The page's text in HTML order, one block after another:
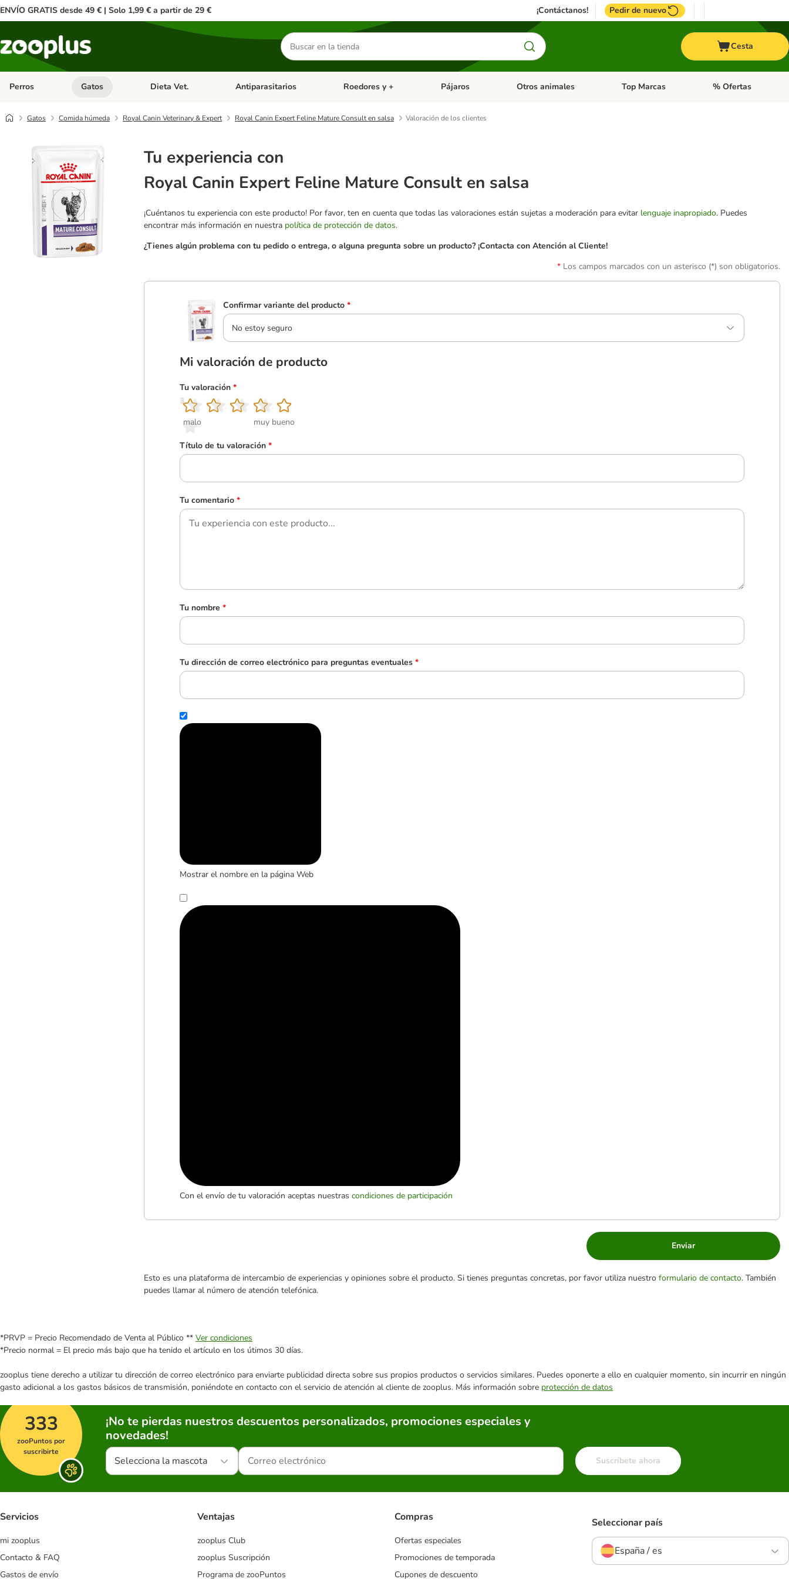
ENVÍO GRATIS desde 49 € | Solo 1,99 € a partir de 29 € ¡Contáctanos! Pedir de nuevo
Buscar
productos
Cesta
Perros Menú de categoria abierto: Perros
Gatos Menú de categoria abierto: Gatos
Dieta Vet. Menú de categoria abierto: Dieta Vet.
Antiparasitarios Menú de categoria abierto: Antiparasitarios
Roedores y + Menú de categoria abierto: Roedores y +
Pájaros Menú de categoria abierto: Pájaros
Otros animales Menú de categoria abierto: Otros animales
Top Marcas Menú de categoria
% Ofertas
Gatos Comida húmeda Royal Canin Veterinary & Expert Royal Canin Expert Feline Mature Consult en salsa Valoración de los clientes
Tu experiencia con
Royal Canin Expert Feline Mature Consult en salsa
¡Cuéntanos tu experiencia con este producto! Por favor, ten en cuenta que todas las valoraciones están sujetas a moderación para evitar lenguaje inapropiado. Puedes
encontrar más información en nuestra política de protección de datos.
¿Tienes algún problema con tu pedido o entrega, o alguna pregunta sobre un producto? ¡Contacta con Atención al Cliente!
Los campos marcados con un asterisco (*) son obligatorios.
Confirmar variante del producto *
No estoy seguro
Mi valoración de producto
Tu valoración *
1
malo
2
3
4
5
muy bueno
Título de tu valoración *
Tu comentario *
Tu nombre *
Tu dirección de correo electrónico para preguntas eventuales *
Mostrar el nombre en la página Web
Con el envío de tu valoración aceptas nuestras condiciones de participación
Enviar
Esto es una plataforma de intercambio de experiencias y opiniones sobre el producto. Si tienes preguntas concretas, por favor utiliza nuestro formulario de contacto. También
puedes llamar al número de atención telefónica.
*PRVP = Precio Recomendado de Venta al Público ** Ver condiciones
*Precio normal = El precio más bajo que ha tenido el artículo en los útimos 30 días.
zooplus tiene derecho a utilizar tu dirección de correo electrónico para enviarte publicidad directa sobre sus propios productos o servicios similares. Puedes oponerte a ello en cualquier momento, sin incurrir en ningún
gasto adicional a los gastos básicos de transmisión, poniéndote en contacto con el servicio de atención al cliente de zooplus. Más información sobre protección de datos
333
zooPuntos por
suscribirte
¡No te pierdas nuestros descuentos personalizados, promociones especiales y
novedades!
Selecciona la mascota Suscríbete ahora
Servicios
mi zooplus
Contacto & FAQ
Gastos de envío
Ventajas
zooplus Club
zooplus Suscripción
Programa de zooPuntos
Compras
Ofertas especiales
Promociones de temporada
Cupones de descuento
Seleccionar país
España / es